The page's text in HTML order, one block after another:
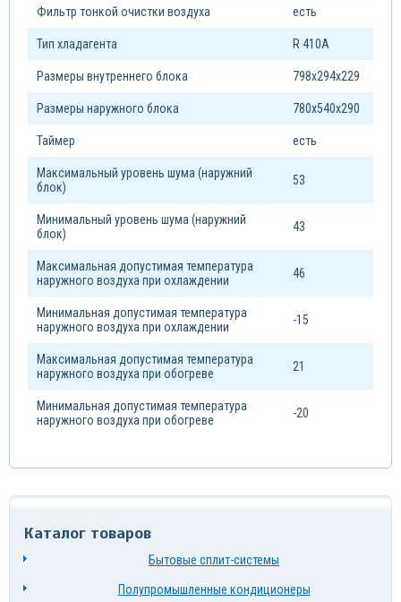
Фильтр тонкой очистки воздуха есть
Тип xладагента R 410A
Размеры внутреннего блока 798х294х229
Размеры наружного блока 780х540х290
Таймер есть
Максимальный уровень шума (наружний
блок)
53
Минимальный уровень шума (наружний
блок)
43
Максимальная допустимая температура
наружного воздуха при охлаждении
46
Минимальная допустимая температура
наружного воздуха при охлаждении
-15
Максимальная допустимая температура
наружного воздуха при обогреве
21
Минимальная допустимая температура
наружного воздуха при обогреве
-20
Каталог товаров
Бытовые сплит-системы
Полупромышленные кондиционеры